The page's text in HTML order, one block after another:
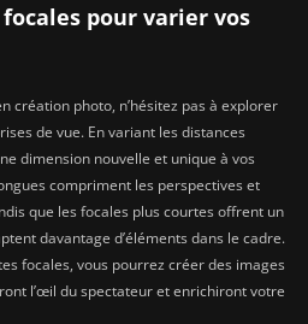
pour varier vos
création photo, n’hésitez pas à explorer
de vue. En variant les distances
dimension nouvelle et unique à vos
compriment les perspectives et
que les focales plus courtes offrent un
davantage d’éléments dans le cadre.
focales, vous pourrez créer des images
l’œil du spectateur et enrichiront votre